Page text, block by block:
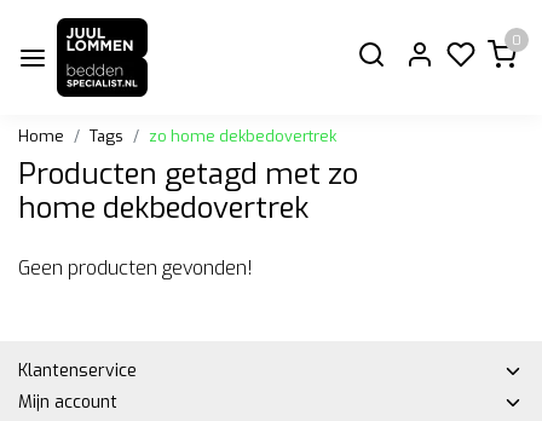
0
Home Tags zo home dekbedovertrek
Producten getagd met zo
home dekbedovertrek
Geen producten gevonden!
Klantenservice
Mijn account